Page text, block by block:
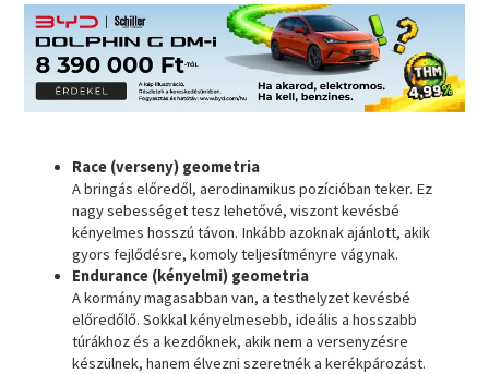
Race (verseny) geometria
A bringás előredől, aerodinamikus pozícióban teker. Ez
nagy sebességet tesz lehetővé, viszont kevésbé
kényelmes hosszú távon. Inkább azoknak ajánlott, akik
gyors fejlődésre, komoly teljesítményre vágynak.
Endurance (kényelmi) geometria
A kormány magasabban van, a testhelyzet kevésbé
előredőlő. Sokkal kényelmesebb, ideális a hosszabb
túrákhoz és a kezdőknek, akik nem a versenyzésre
készülnek, hanem élvezni szeretnék a kerékpározást.